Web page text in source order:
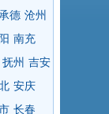
德 沧州
南充
抚州 吉安
安庆
长春